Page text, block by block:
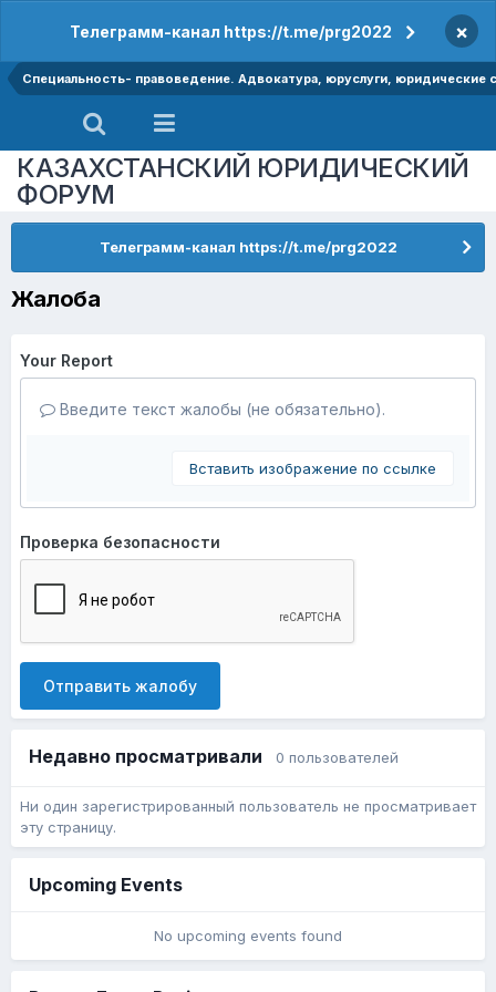
Телеграмм-канал https://t.me/prg2022 ×
Специальность- правоведение. Адвокатура, юруслуги, юридические
КАЗАХСТАНСКИЙ ЮРИДИЧЕСКИЙ
ФОРУМ
Телеграмм-канал https://t.me/prg2022
Жалоба
Your Report
Введите текст жалобы (не обязательно).
Вставить изображение по ссылке
Проверка безопасности
Отправить жалобу
Недавно просматривали 0 пользователей
Ни один зарегистрированный пользователь не просматривает
эту страницу.
Upcoming Events
No upcoming events found